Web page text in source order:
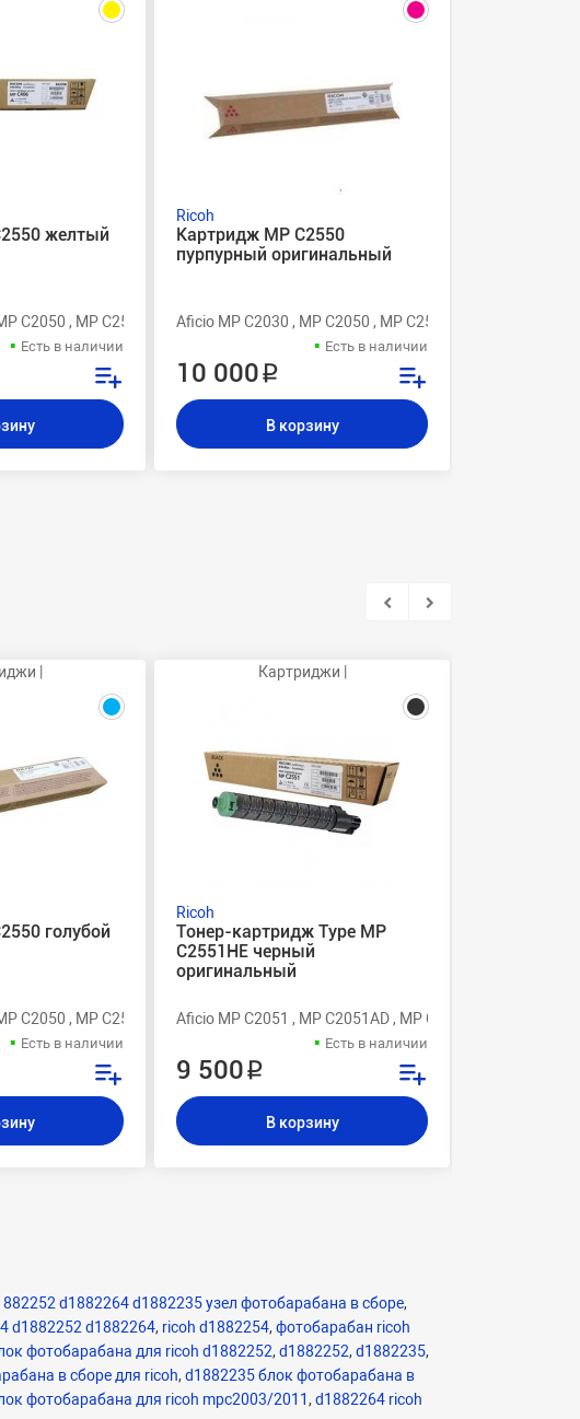
желтый
C2050 , MP C2530 , MP C2550
Есть в наличии
Ricoh
Картридж MP C2550
пурпурный оригинальный
Aficio MP C2030 , MP C2050 , MP C2530 , MP C2550
Есть в наличии
10 000 ₽
В корзину
|
голубой
C2050 , MP C2530 , MP C2550
Есть в наличии
Картриджи |
Ricoh
Тонер-картридж Type MP
C2551HE черный
оригинальный
Aficio MP C2051 , MP C2051AD , MP C2551 , MP C2551AD
Есть в наличии
9 500 ₽
В корзину
d1882264 d1882235 узел фотобарабана в сборе,
d1882252 d1882264, ricoh d1882254, фотобарабан ricoh
фотобарабана для ricoh d1882252, d1882252, d1882235,
в сборе для ricoh, d1882235 блок фотобарабана в
фотобарабана для ricoh mpc2003/2011, d1882264 ricoh